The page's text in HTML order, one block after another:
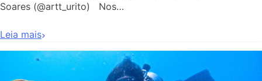
Soares (@artt_urito) Nos…
Leia mais